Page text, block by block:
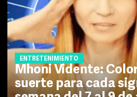
ENTRETENIMIENTO
Mhoni Vidente:
suerte para cada